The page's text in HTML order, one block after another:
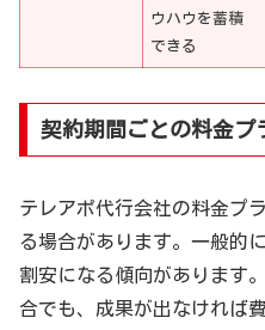
ウハウを蓄積
できる
契約期間ごとの料金プ
テレアポ代行会社の料金プ
る場合があります。一般的
割安になる傾向があります
合でも、成果が出なければ